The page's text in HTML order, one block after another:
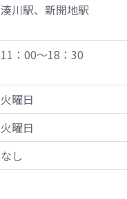
湊川駅、新開地駅
11：00～18：30
火曜日
火曜日
なし